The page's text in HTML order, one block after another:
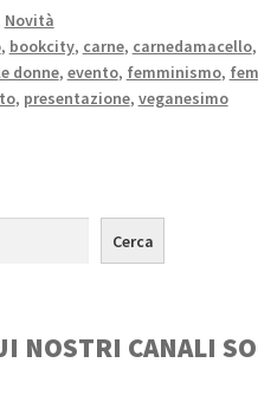
Novità
, bookcity, carne, carnedamacello,
donne, evento, femminismo,
, presentazione, veganesimo
Cerca
NOSTRI CANALI